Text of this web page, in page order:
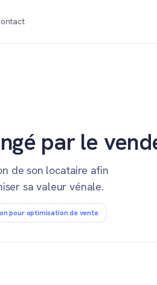
par le
de son locataire afin
sa valeur vénale.
pour optimisation de vente